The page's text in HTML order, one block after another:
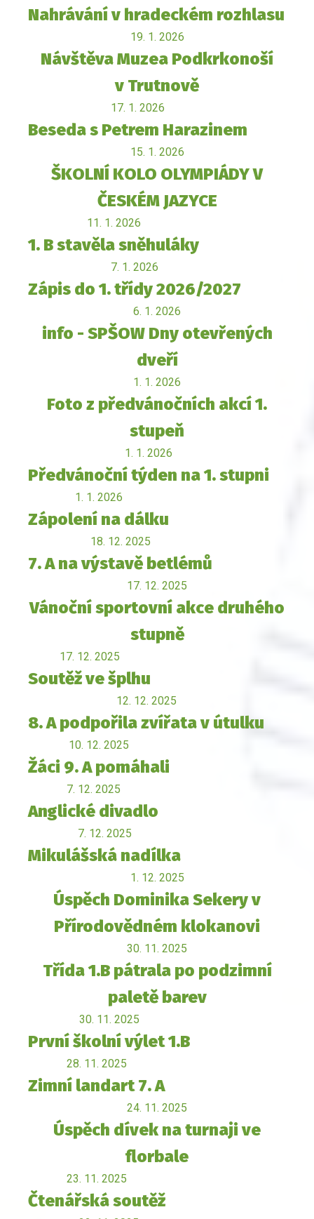
Nahrávání v hradeckém rozhlasu
19. 1. 2026
Návštěva Muzea Podkrkonoší
v Trutnově
17. 1. 2026
Beseda s Petrem Harazinem
15. 1. 2026
ŠKOLNÍ KOLO OLYMPIÁDY V
ČESKÉM JAZYCE
11. 1. 2026
1. B stavěla sněhuláky
7. 1. 2026
Zápis do 1. třídy 2026/2027
6. 1. 2026
info - SPŠOW Dny otevřených
dveří
1. 1. 2026
Foto z předvánočních akcí 1.
stupeň
1. 1. 2026
Předvánoční týden na 1. stupni
1. 1. 2026
Zápolení na dálku
18. 12. 2025
7. A na výstavě betlémů
17. 12. 2025
Vánoční sportovní akce druhého
stupně
17. 12. 2025
Soutěž ve šplhu
12. 12. 2025
8. A podpořila zvířata v útulku
10. 12. 2025
Žáci 9. A pomáhali
7. 12. 2025
Anglické divadlo
7. 12. 2025
Mikulášská nadílka
1. 12. 2025
Úspěch Dominika Sekery v
Přírodovědném klokanovi
30. 11. 2025
Třída 1.B pátrala po podzimní
paletě barev
30. 11. 2025
První školní výlet 1.B
28. 11. 2025
Zimní landart 7. A
24. 11. 2025
Úspěch dívek na turnaji ve
florbale
23. 11. 2025
Čtenářská soutěž